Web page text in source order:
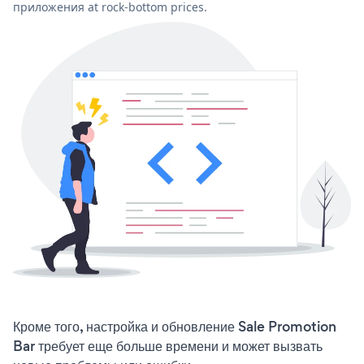
приложения at rock-bottom prices.
Кроме того, настройка и обновление Sale Promotion
Bar требует еще больше времени и может вызвать